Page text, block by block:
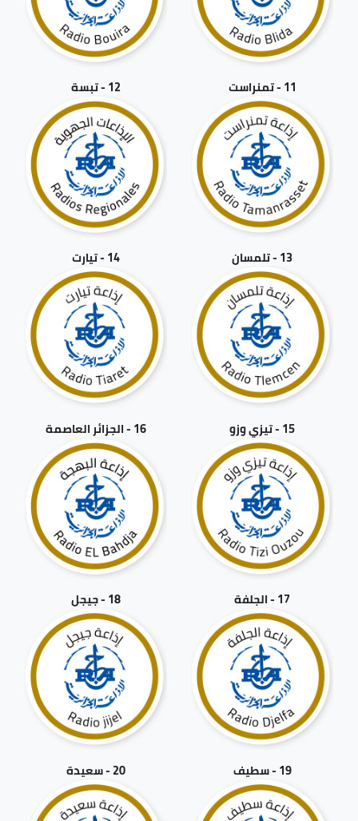
11 - تمنراست 12 - تبسة
13 - تلمسان 14 - تيارت
15 - تيزي وزو 16 - الجزائر العاصمة
17 - الجلفة 18 - جيجل
19 - سطيف 20 - سعيدة